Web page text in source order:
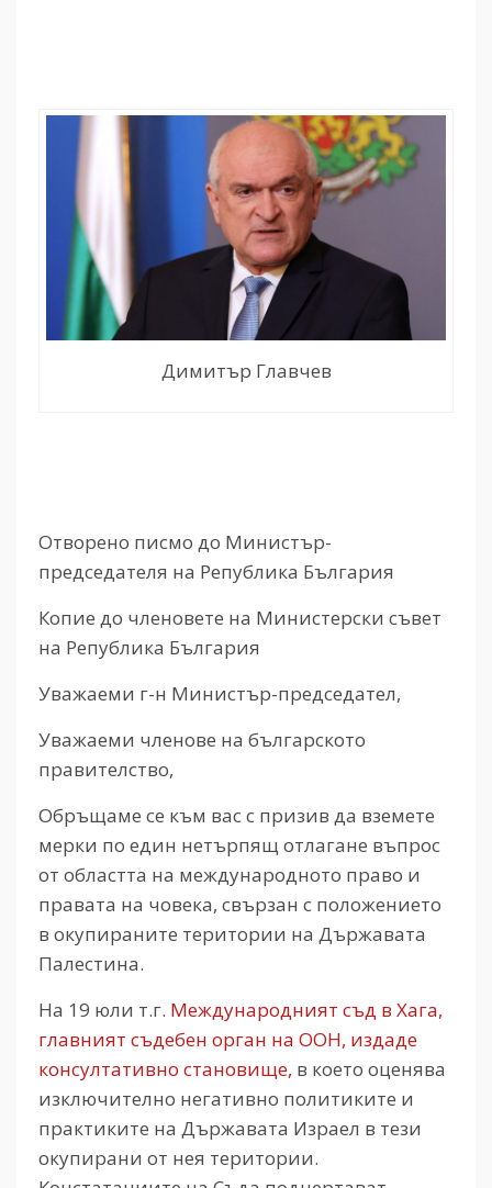
Димитър Главчев
Отворено писмо до Министър-
председателя на Република България
Копие до членовете на Министерски съвет
на Република България
Уважаеми г-н Министър-председател,
Уважаеми членове на българското
правителство,
Обръщаме се към вас с призив да вземете
мерки по един нетърпящ отлагане въпрос
от областта на международното право и
правата на човека, свързан с положението
в окупираните територии на Държавата
Палестина.
На 19 юли т.г. Международният съд в Хага,
главният съдебен орган на ООН, издаде
консултативно становище, в което оценява
изключително негативно политиките и
практиките на Държавата Израел в тези
окупирани от нея територии.